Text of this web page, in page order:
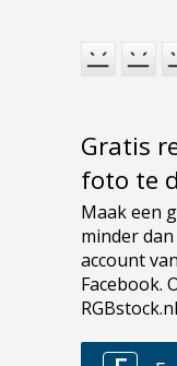
Gratis
foto te